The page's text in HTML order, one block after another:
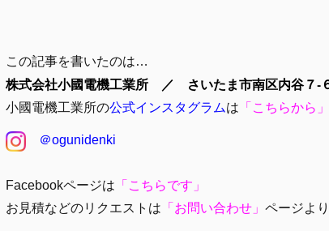
この記事を書いたのは…
株式会社小國電機工業所 ／ さいたま市南区内谷７-
小國電機工業所の公式インスタグラムは 「 こちらから」
＠ogunidenki
Facebookページは 「 こちらです」
お見積などのリクエストは 「 お問い合わせ 」 ページよ